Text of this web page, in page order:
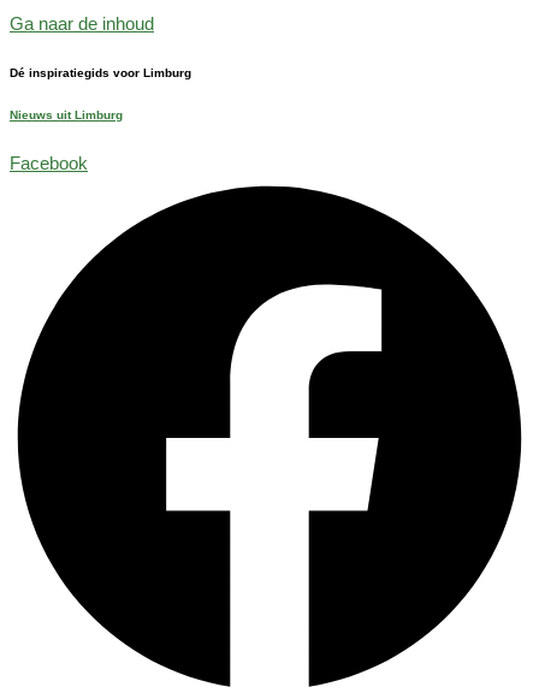
Ga naar de inhoud
Dé inspiratiegids voor Limburg
Nieuws uit Limburg
Facebook